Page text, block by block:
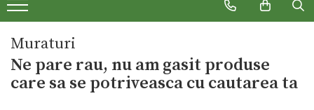
Muraturi
Ne pare rau, nu am gasit produse
care sa se potriveasca cu cautarea ta